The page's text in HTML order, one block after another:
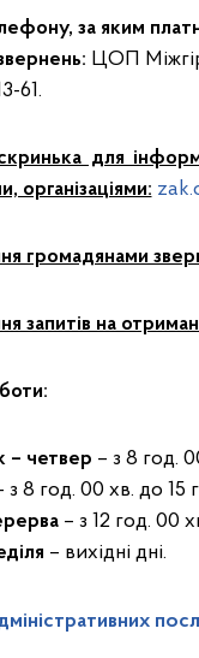
за яким
ЦОП
61.
для
організаціями:
громадянами
запитів на
– четвер – з 8 год.
з 8 год. 00 хв. до 15
– з 12 год. 00
– вихідні дні.